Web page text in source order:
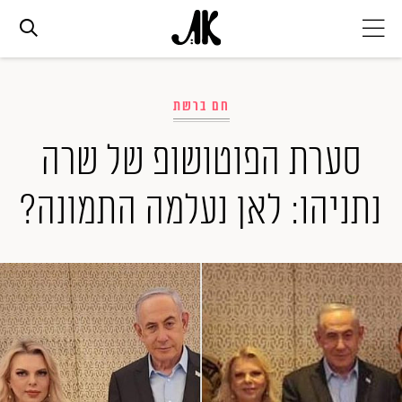
אופנה
ביוטי
סלבס
ערוצים נוספים
המגזין
חם ברשת
סערת הפוטושופ של שרה
נתניהו: לאן נעלמה התמונה?